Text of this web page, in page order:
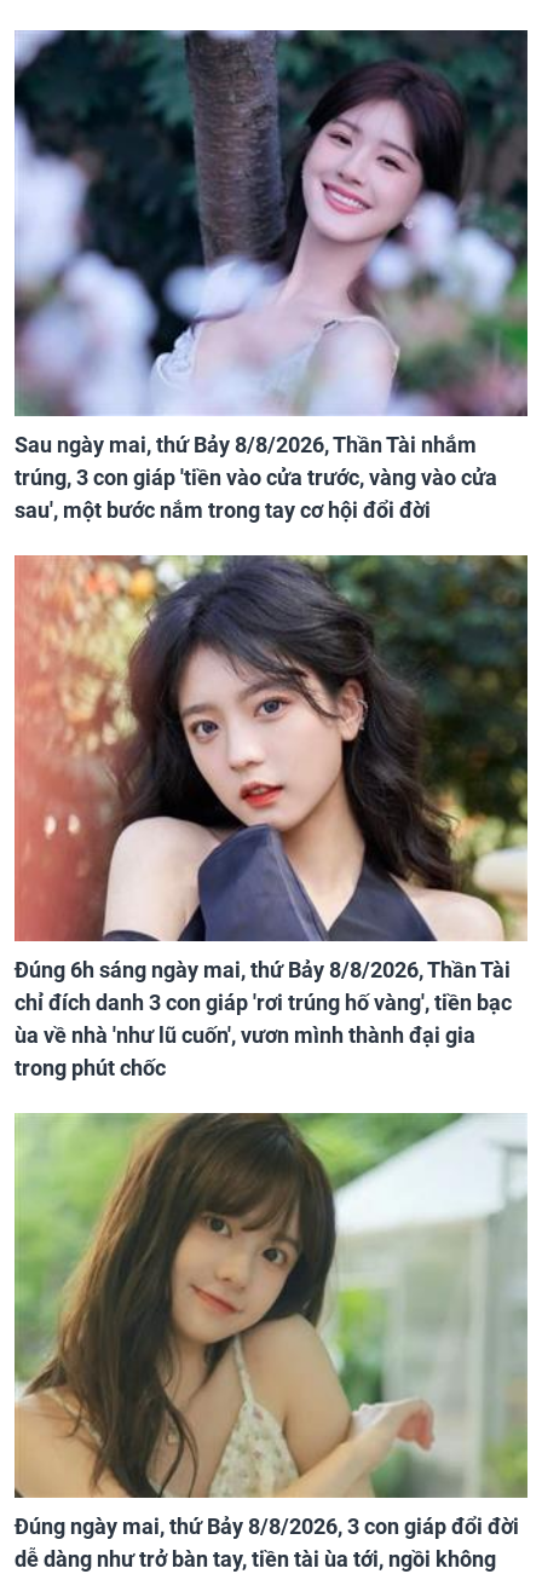
Sau ngày mai, thứ Bảy 8/8/2026, Thần Tài nhắm
trúng, 3 con giáp 'tiền vào cửa trước, vàng vào cửa
sau', một bước nắm trong tay cơ hội đổi đời
Đúng 6h sáng ngày mai, thứ Bảy 8/8/2026, Thần Tài
chỉ đích danh 3 con giáp 'rơi trúng hố vàng', tiền bạc
ùa về nhà 'như lũ cuốn', vươn mình thành đại gia
trong phút chốc
Đúng ngày mai, thứ Bảy 8/8/2026, 3 con giáp đổi đời
dễ dàng như trở bàn tay, tiền tài ùa tới, ngồi không